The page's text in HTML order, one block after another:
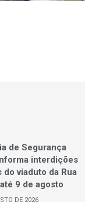
de Segurança
interdições
do viaduto da Rua
9 de agosto
DE 2026